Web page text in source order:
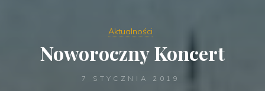
Aktualności
Noworoczny Koncert
7 STYCZNIA 2019